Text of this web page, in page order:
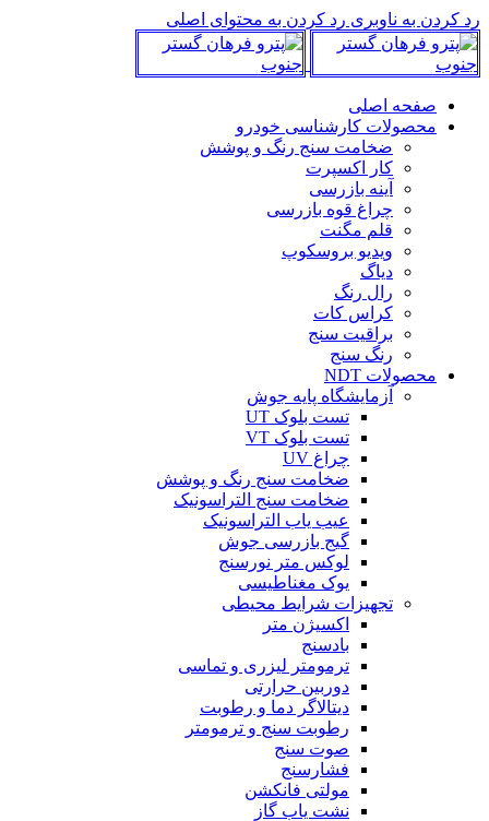
رد کردن به ناوبری رد کردن به محتوای اصلی
صفحه اصلی
محصولات کارشناسی خودرو
ضخامت سنج رنگ و پوشش
کار اکسپرت
آینه بازرسی
چراغ قوه بازرسی
قلم مگنت
ویدیو بروسکوپ
دیاگ
رال رنگ
کراس کات
براقیت سنج
رنگ سنج
محصولات NDT
آزمایشگاه پایه جوش
تست بلوک UT
تست بلوک VT
چراغ UV
ضخامت سنج رنگ و پوشش
ضخامت سنج التراسونیک
عیب یاب التراسونیک
گیج بازرسی جوش
لوکس متر نورسنج
یوک مغناطیسی
تجهیزات شرایط محیطی
اکسیژن متر
بادسنج
ترمومتر لیزری و تماسی
دوربین حرارتی
دیتالاگر دما و رطوبت
رطوبت سنج و ترمومتر
صوت سنج
فشارسنج
مولتی فانکشن
نشت یاب گاز